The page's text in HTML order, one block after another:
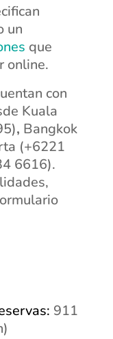
un
que
online.
con
Kuala
, Bangkok
(+6221
6616).
911